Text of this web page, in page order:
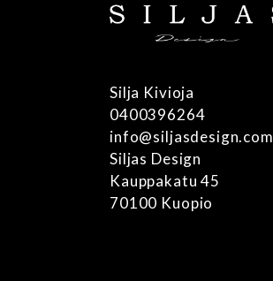
Silja Kivioja
0400396264
info@siljasdesign.com
Siljas Design
Kauppakatu 45
70100 Kuopio